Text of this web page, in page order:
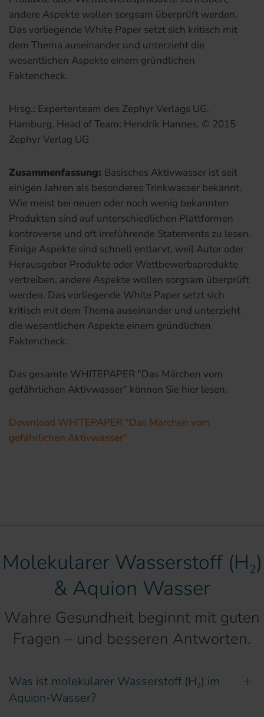
andere Aspekte wollen sorgsam überprüft werden.
Das vorliegende White Paper setzt sich kritisch mit
dem Thema auseinander und unterzieht die
wesentlichen Aspekte einem gründlichen
Faktencheck.
Hrsg.: Expertenteam des Zephyr Verlags UG,
Hamburg. Head of Team: Hendrik Hannes. © 2015
Zephyr Verlag UG
Zusammenfassung: Basisches Aktivwasser ist seit
einigen Jahren als besonderes Trinkwasser bekannt.
Wie meist bei neuen oder noch wenig bekannten
Produkten sind auf unterschiedlichen Plattformen
kontroverse und oft irreführende Statements zu lesen.
Einige Aspekte sind schnell entlarvt, weil Autor oder
Herausgeber Produkte oder Wettbewerbsprodukte
vertreiben, andere Aspekte wollen sorgsam überprüft
werden. Das vorliegende White Paper setzt sich
kritisch mit dem Thema auseinander und unterzieht
die wesentlichen Aspekte einem gründlichen
Faktencheck.
Das gesamte WHITEPAPER "Das Märchen vom
gefährlichen Aktivwasser" können Sie hier lesen:
Download WHITEPAPER "Das Märchen vom
gefährlichen Aktivwasser"
Molekularer Wasserstoff (H₂)
& Aquion Wasser
Wahre Gesundheit beginnt mit guten
Fragen – und besseren Antworten.
Was ist molekularer Wasserstoff (H₂) im
Aquion-Wasser?